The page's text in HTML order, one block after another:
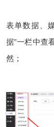
表单数据、
据”一栏中查
然；